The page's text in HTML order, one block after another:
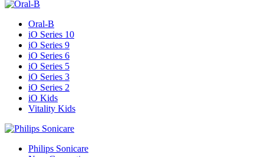
Oral-B
iO Series 10
iO Series 9
iO Series 6
iO Series 5
iO Series 3
iO Series 2
iO Kids
Vitality Kids
Philips Sonicare